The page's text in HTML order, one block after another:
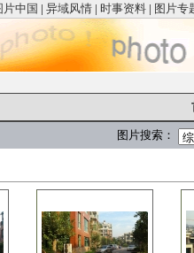
片中国 | 异域风情 | 时事资料 | 图片专
图片搜索：